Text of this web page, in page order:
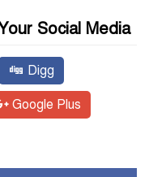
Social Media
Digg
Google Plus